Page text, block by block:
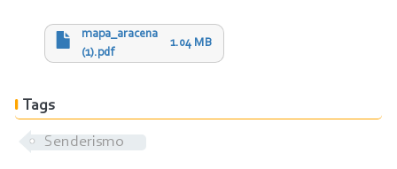
mapa_aracena
(1).pdf
1.04 MB
Tags
Senderismo